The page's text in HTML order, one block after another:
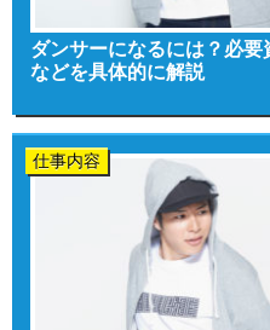
ダンサーになるには？必
などを具体的に解説
仕事内容